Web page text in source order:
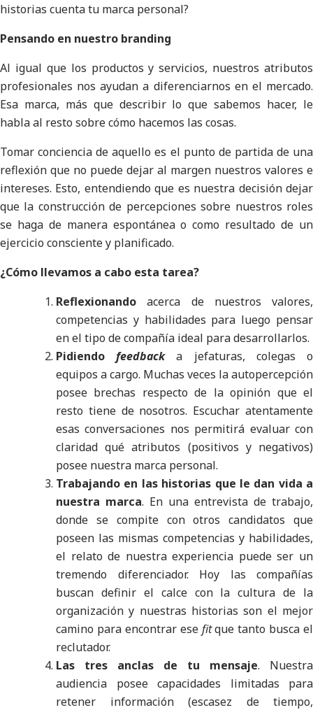
historias cuenta tu marca personal?
Pensando en nuestro branding
Al igual que los productos y servicios, nuestros atributos
profesionales nos ayudan a diferenciarnos en el mercado.
Esa marca, más que describir lo que sabemos hacer, le
habla al resto sobre cómo hacemos las cosas.
Tomar conciencia de aquello es el punto de partida de una
reflexión que no puede dejar al margen nuestros valores e
intereses. Esto, entendiendo que es nuestra decisión dejar
que la construcción de percepciones sobre nuestros roles
se haga de manera espontánea o como resultado de un
ejercicio consciente y planificado.
¿Cómo llevamos a cabo esta tarea?
Reflexionando acerca de nuestros valores,
competencias y habilidades para luego pensar
en el tipo de compañía ideal para desarrollarlos.
Pidiendofeedback
a jefaturas, colegas o
equipos a cargo. Muchas veces la autopercepción
posee brechas respecto de la opinión que el
resto tiene de nosotros. Escuchar atentamente
esas conversaciones nos permitirá evaluar con
claridad qué atributos (positivos y negativos)
posee nuestra marca personal.
Trabajando en las historias que le dan vida a
nuestra marca. En una entrevista de trabajo,
donde se compite con otros candidatos que
poseen las mismas competencias y habilidades,
el relato de nuestra experiencia puede ser un
tremendo diferenciador. Hoy las compañías
buscan definir el calce con la cultura de la
organización y nuestras historias son el mejor
camino para encontrar esefitque tanto busca el
reclutador.
Las tres anclas de tu mensaje. Nuestra
audiencia posee capacidades limitadas para
retener información (escasez de tiempo,